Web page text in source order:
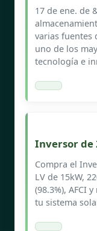
17 de ene. de
varias fuentes
uno de los
tecnología e
Inversor de
Compra el
LV de 15kW,
(98.3%), AFCI
tu sistema